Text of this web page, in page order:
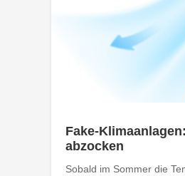
Fake-
abzocken
Sobald im Sommer die